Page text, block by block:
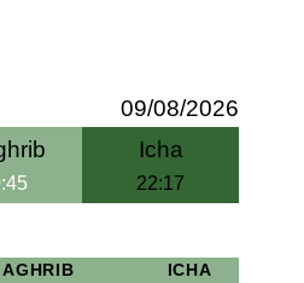
09/08/2026
Icha
22:17
ICHA